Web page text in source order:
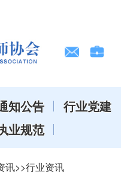
知公告
行业党建
业规范
讯>>行业资讯